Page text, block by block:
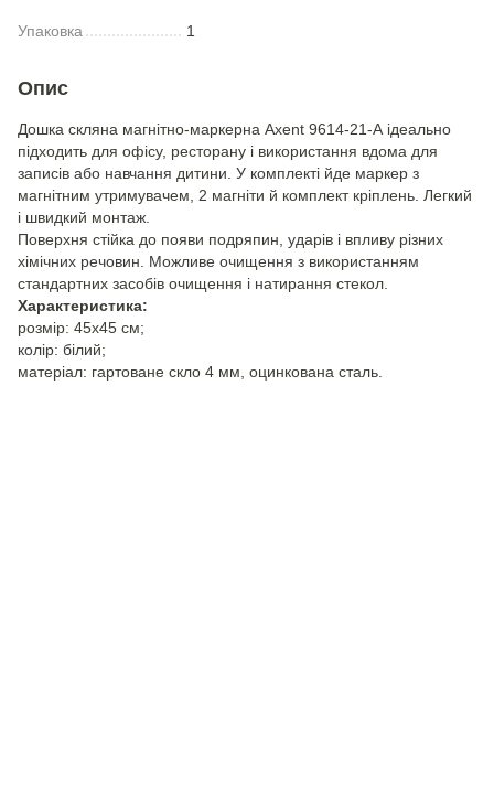
Упаковка 1
Опис
Дошка скляна магнітно-маркерна Axent 9614-21-А ідеально
підходить для офісу, ресторану і використання вдома для
записів або навчання дитини. У комплекті йде маркер з
магнітним утримувачем, 2 магніти й комплект кріплень. Легкий
і швидкий монтаж.
Поверхня стійка до появи подряпин, ударів і впливу різних
хімічних речовин. Можливе очищення з використанням
стандартних засобів очищення і натирання стекол.
Характеристика:
розмір: 45х45 см;
колір: білий;
матеріал: гартоване скло 4 мм, оцинкована сталь.